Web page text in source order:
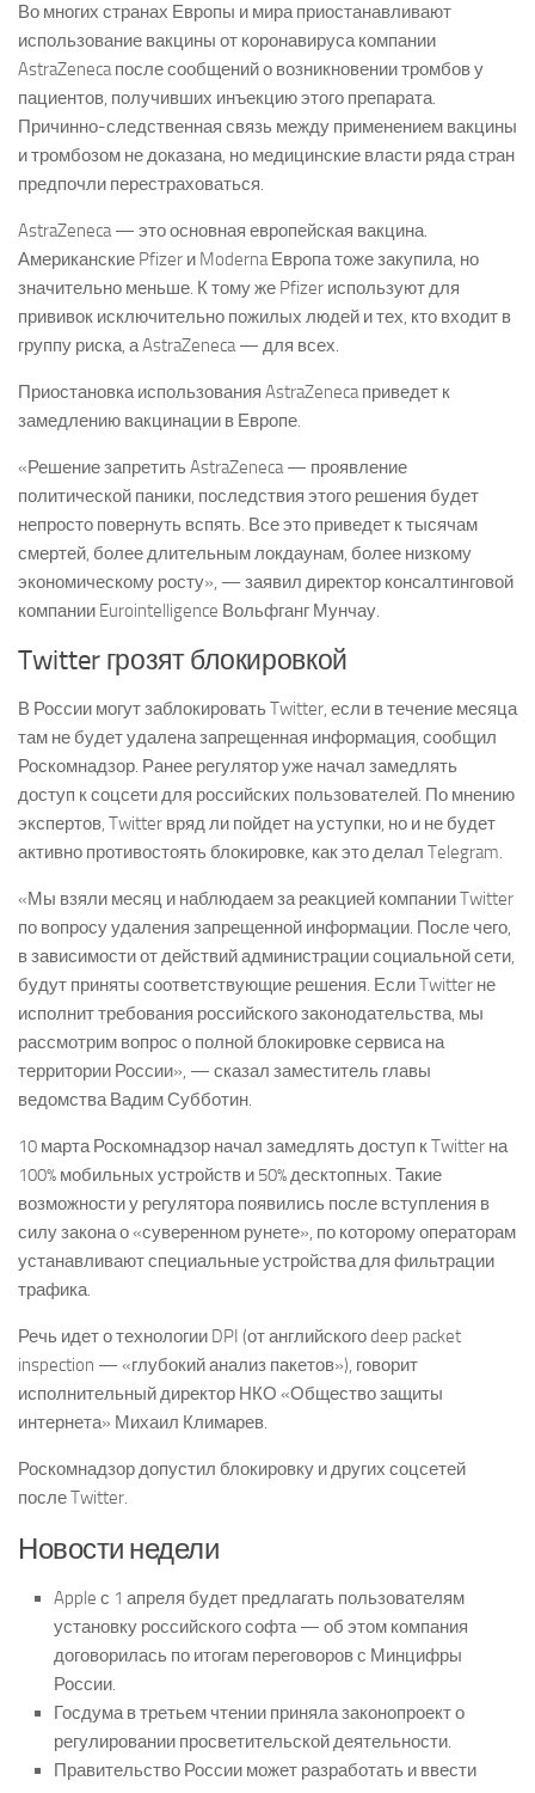
Во многих странах Европы и мира приостанавливают
использование вакцины от коронавируса компании
AstraZeneca после сообщений о возникновении тромбов у
пациентов, получивших инъекцию этого препарата.
Причинно-следственная связь между применением вакцины
и тромбозом не доказана, но медицинские власти ряда стран
предпочли перестраховаться.
AstraZeneca — это основная европейская вакцина.
Американские Pfizer и Moderna Европа тоже закупила, но
значительно меньше. К тому же Pfizer используют для
прививок исключительно пожилых людей и тех, кто входит в
группу риска, а AstraZeneca — для всех.
Приостановка использования AstraZeneca приведет к
замедлению вакцинации в Европе.
«Решение запретить AstraZeneca — проявление
политической паники, последствия этого решения будет
непросто повернуть вспять. Все это приведет к тысячам
смертей, более длительным локдаунам, более низкому
экономическому росту», — заявил директор консалтинговой
компании Eurointelligence Вольфганг Мунчау.
Twitter грозят блокировкой
В России могут заблокировать Twitter, если в течение месяца
там не будет удалена запрещенная информация, сообщил
Роскомнадзор. Ранее регулятор уже начал замедлять
доступ к соцсети для российских пользователей. По мнению
экспертов, Twitter вряд ли пойдет на уступки, но и не будет
активно противостоять блокировке, как это делал Telegram.
«Мы взяли месяц и наблюдаем за реакцией компании Twitter
по вопросу удаления запрещенной информации. После чего,
в зависимости от действий администрации социальной сети,
будут приняты соответствующие решения. Если Twitter не
исполнит требования российского законодательства, мы
рассмотрим вопрос о полной блокировке сервиса на
территории России», — сказал заместитель главы
ведомства Вадим Субботин.
10 марта Роскомнадзор начал замедлять доступ к Twitter на
100% мобильных устройств и 50% десктопных. Такие
возможности у регулятора появились после вступления в
силу закона о «суверенном рунете», по которому операторам
устанавливают специальные устройства для фильтрации
трафика.
Речь идет о технологии DPI (от английского deep packet
inspection — «глубокий анализ пакетов»), говорит
исполнительный директор НКО «Общество защиты
интернета» Михаил Климарев.
Роскомнадзор допустил блокировку и других соцсетей
после Twitter.
Новости недели
Apple с 1 апреля будет предлагать пользователям
установку российского софта — об этом компания
договорилась по итогам переговоров с Минцифры
России.
Госдума в третьем чтении приняла законопроект о
регулировании просветительской деятельности.
Правительство России может разработать и ввести